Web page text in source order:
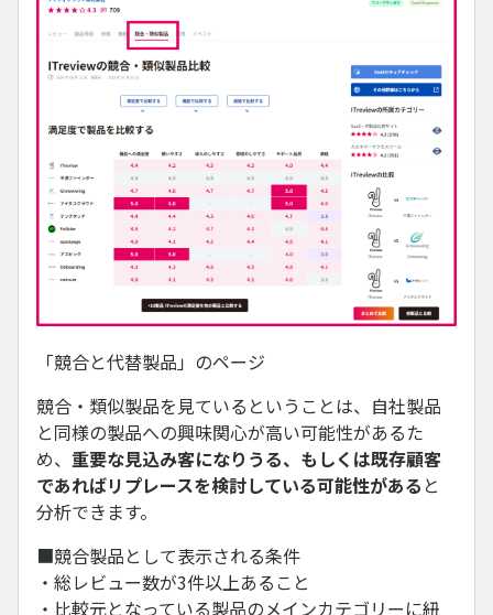
「競合と代替製品」のページ
競合・類似製品を見ているということは、自社製品
と同様の製品への興味関心が高い可能性があるた
め、 重要な見込み客になりうる、もしくは既存顧客
であればリプレースを検討している可能性がある と
分析できます。
■競合製品として表示される条件
・総レビュー数が3件以上あること
・比較元となっている製品のメインカテゴリーに紐